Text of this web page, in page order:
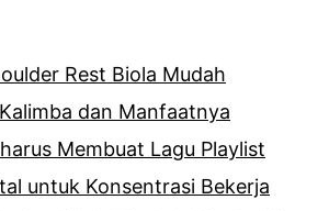
Rest Biola Mudah
dan Manfaatnya
Membuat Lagu Playlist
untuk Konsentrasi Bekerja